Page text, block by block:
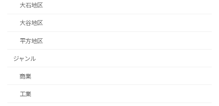
大石地区
大谷地区
平方地区
ジャンル
商業
工業